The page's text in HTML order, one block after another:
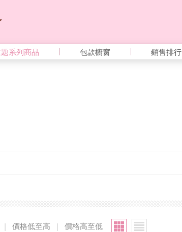
系列商品 包款櫥窗 銷售排行
| 價格低至高 | 價格高至低